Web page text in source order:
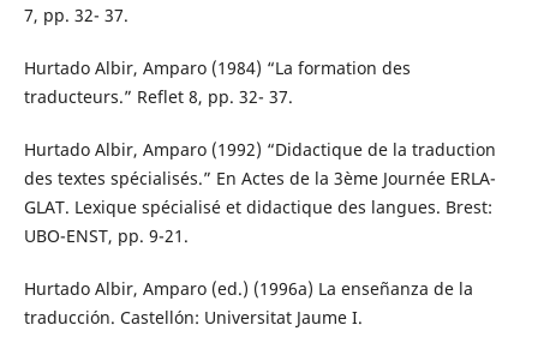
7, pp. 32- 37.
Hurtado Albir, Amparo (1984) “La formation des
traducteurs.” Reflet 8, pp. 32- 37.
Hurtado Albir, Amparo (1992) “Didactique de la traduction
des textes spécialisés.” En Actes de la 3ème Journée ERLA-
GLAT. Lexique spécialisé et didactique des langues. Brest:
UBO-ENST, pp. 9-21.
Hurtado Albir, Amparo (ed.) (1996a) La enseñanza de la
traducción. Castellón: Universitat Jaume I.